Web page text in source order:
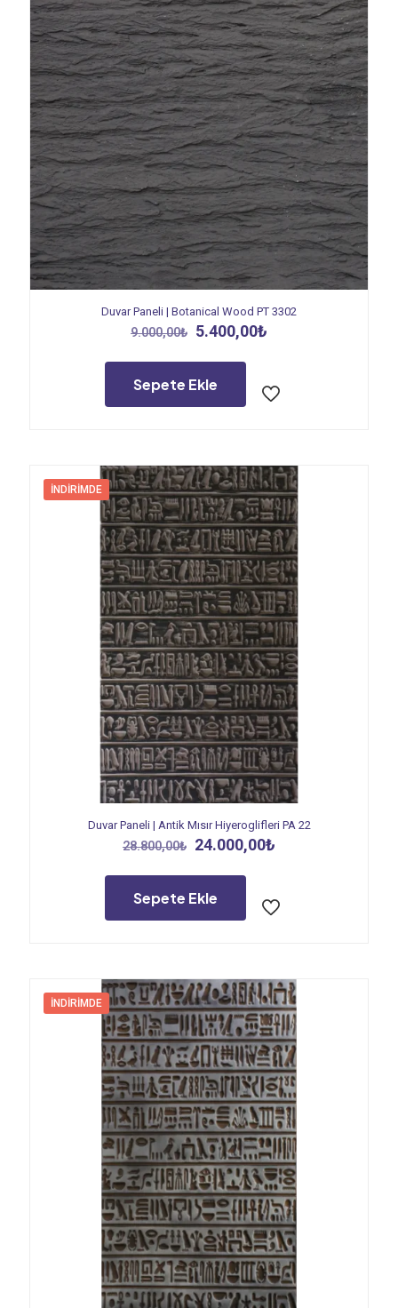
Duvar Paneli | Botanical Wood PT 3302
9.000,00₺ Orijinal
9.000,00₺.
5.400,00₺
Sepete Ekle
İNDIRIMDE
Duvar Paneli | Antik Mısır Hiyeroglifleri PA 22
28.800,00₺ Orijinal
28.800,00₺.
24.000,00₺
Sepete Ekle
İNDIRIMDE